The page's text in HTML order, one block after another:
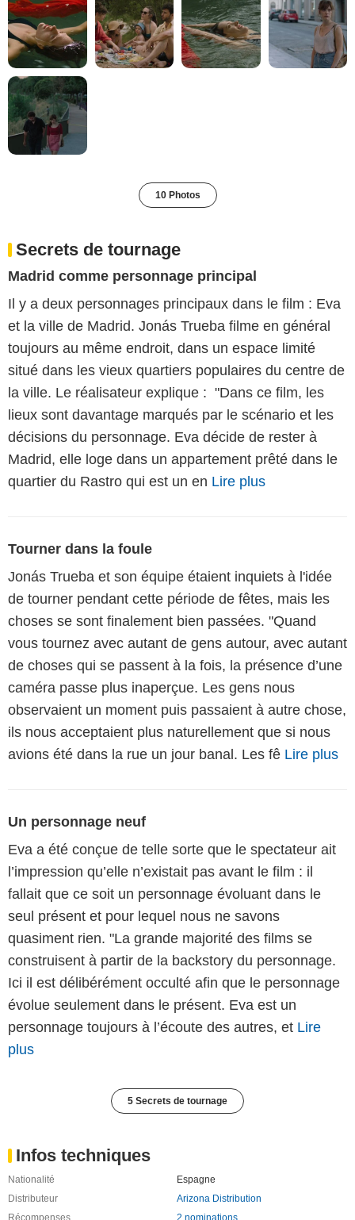
10 Photos
Secrets de tournage
Madrid comme personnage principal
Il y a deux personnages principaux dans le film : Eva
et la ville de Madrid. Jonás Trueba filme en général
toujours au même endroit, dans un espace limité
situé dans les vieux quartiers populaires du centre de
la ville. Le réalisateur explique : "Dans ce film, les
lieux sont davantage marqués par le scénario et les
décisions du personnage. Eva décide de rester à
Madrid, elle loge dans un appartement prêté dans le
quartier du Rastro qui est un en Lire plus
Tourner dans la foule
Jonás Trueba et son équipe étaient inquiets à l'idée
de tourner pendant cette période de fêtes, mais les
choses se sont finalement bien passées. "Quand
vous tournez avec autant de gens autour, avec autant
de choses qui se passent à la fois, la présence d’une
caméra passe plus inaperçue. Les gens nous
observaient un moment puis passaient à autre chose,
ils nous acceptaient plus naturellement que si nous
avions été dans la rue un jour banal. Les fê Lire plus
Un personnage neuf
Eva a été conçue de telle sorte que le spectateur ait
l’impression qu’elle n’existait pas avant le film : il
fallait que ce soit un personnage évoluant dans le
seul présent et pour lequel nous ne savons
quasiment rien. "La grande majorité des films se
construisent à partir de la backstory du personnage.
Ici il est délibérément occulté afin que le personnage
évolue seulement dans le présent. Eva est un
personnage toujours à l’écoute des autres, et Lire
plus
5 Secrets de tournage
Infos techniques
Nationalité
Espagne
Distributeur
Arizona Distribution